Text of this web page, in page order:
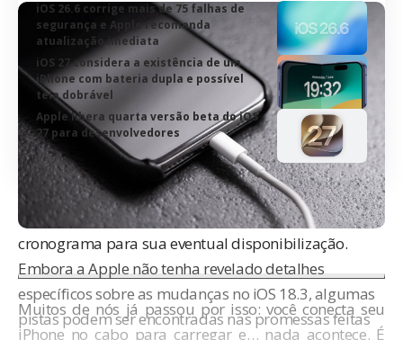
iOS 26.6 corrige mais de 75 falhas de
segurança e Apple recomenda
atualização imediata
iOS 27 considera a existência de um
iPhone com bateria dupla e possível
tela dobrável
Apple libera quarta versão beta do iOS
27 para desenvolvedores
Por enquanto, a Apple ainda não liberou uma versão
beta pública, e também não foi definido um
cronograma para sua eventual disponibilização.
Embora a Apple não tenha revelado detalhes
específicos sobre as mudanças no iOS 18.3, algumas
pistas podem ser encontradas nas promessas feitas
Muitos de nós já passou por isso: você conecta seu
iPhoneno cabo para carregar e… nada acontece. É